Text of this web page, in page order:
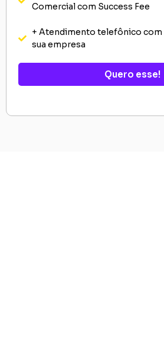
Comercial com Success Fee
+ Atendimento telefônico com
sua empresa
Quero esse!